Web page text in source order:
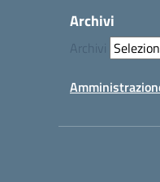
Archivi
Archivi